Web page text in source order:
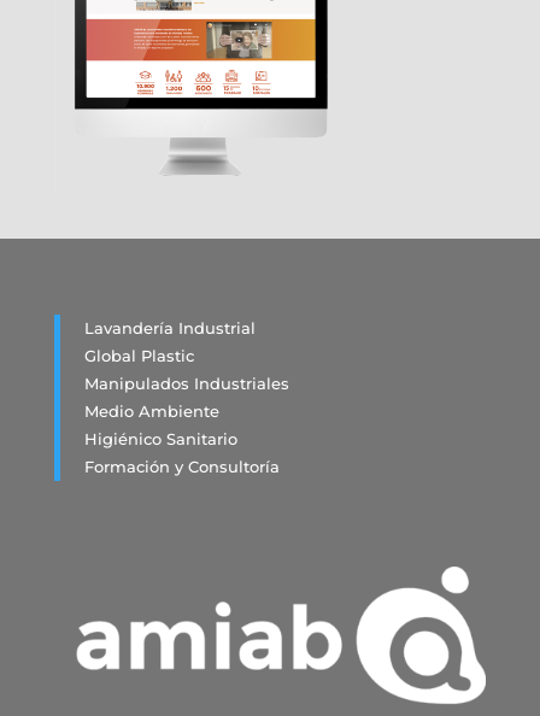
Lavandería Industrial
Global Plastic
Manipulados Industriales
Medio Ambiente
Higiénico Sanitario
Formación y Consultoría